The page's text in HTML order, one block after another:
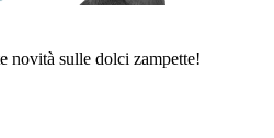
novità sulle dolci zampette!